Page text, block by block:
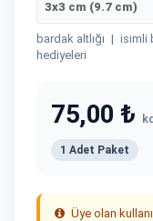
3x3 cm (9.7 cm)
bardak altlığı | isimli
hediyeleri
75,00 ₺
1 Adet Paket
Üye olan